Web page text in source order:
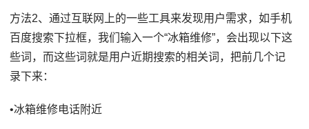
方法2、通过互联网上的一些工具来发现用户需求，如手机
百度搜索下拉框，我们输入一个“冰箱维修”，会出现以下这
些词，而这些词就是用户近期搜索的相关词，把前几个记
录下来：
•冰箱维修电话附近